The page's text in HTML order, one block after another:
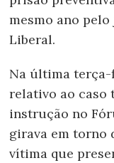
mesmo ano
Liberal.
Na última
relativo ao caso
instrução no
girava em torno
vítima que